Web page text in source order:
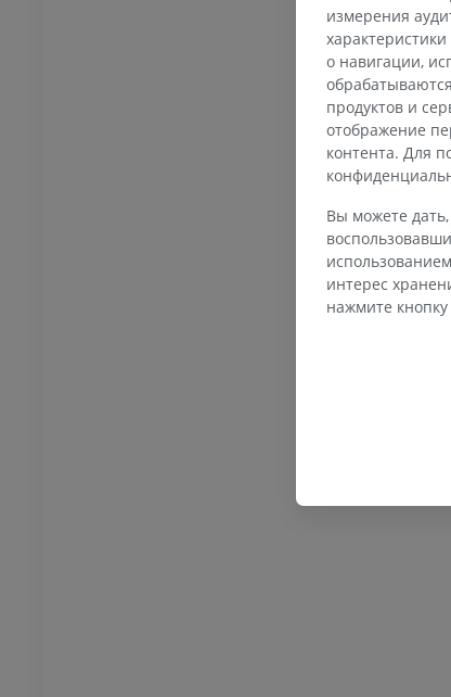
измерения
о навигации,
продуктов и
отображение
контента. Для
Вы можете
интерес
нажмите